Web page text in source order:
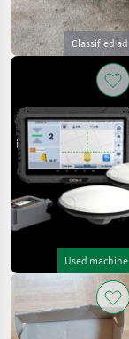
Classified ad
Used machine